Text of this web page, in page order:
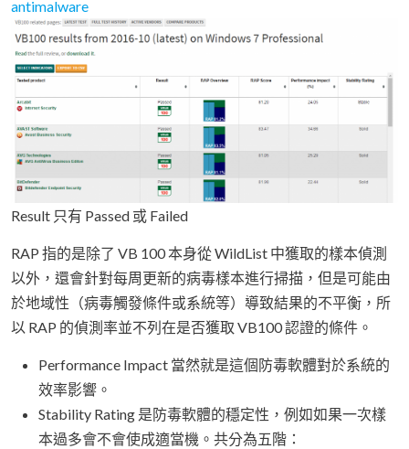
antimalware
Result 只有 Passed 或 Failed
RAP 指的是除了 VB 100 本身從 WildList 中獲取的樣本偵測
以外，還會針對每周更新的病毒樣本進行掃描，但是可能由
於地域性（病毒觸發條件或系統等）導致結果的不平衡，所
以 RAP 的偵測率並不列在是否獲取 VB100 認證的條件。
Performance Impact 當然就是這個防毒軟體對於系統的
效率影響。
Stability Rating 是防毒軟體的穩定性，例如如果一次樣
本過多會不會使成適當機。共分為五階：